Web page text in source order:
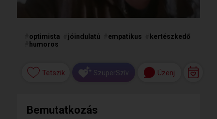
optimista jóindulatú empatikus
kertészkedő
humoros
Tetszik SzuperSzív Üzenj
Bemutatkozás